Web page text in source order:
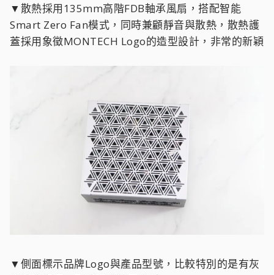
▼散熱採用135mm高階FDB軸承風扇，搭配智能
Smart Zero Fan模式，同時兼顧靜音與散熱，散熱護
蓋採用象徵MONTECH Logo的造型設計，非常的新穎
▼側面標示品牌Logo與產品型號，比較特別的是有灰